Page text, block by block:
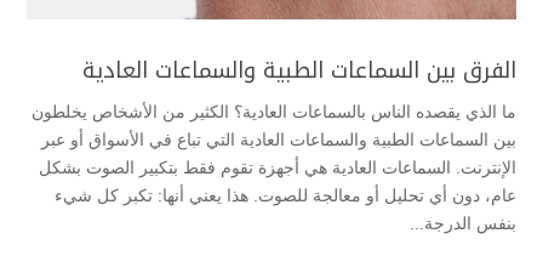
الفرق بين السماعات الطبية والسماعات العادية
ما الذي يقصده الناس بالسماعات العادية؟ الكثير من الأشخاص يخلطون
بين السماعات الطبية والسماعات العادية التي تباع في الأسواق أو عبر
الإنترنت. السماعات العادية هي أجهزة تقوم فقط بتكبير الصوت بشكل
عام، دون أي تحليل أو معالجة للصوت. هذا يعني أنها: تكبر كل شيء
بنفس الدرجة...